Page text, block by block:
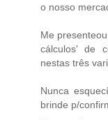
o nosso
Me
cálculos' de
nestas três
Nunca
brinde p/